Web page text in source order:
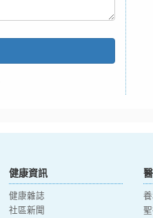
健康資訊
健康雜誌
社區新聞